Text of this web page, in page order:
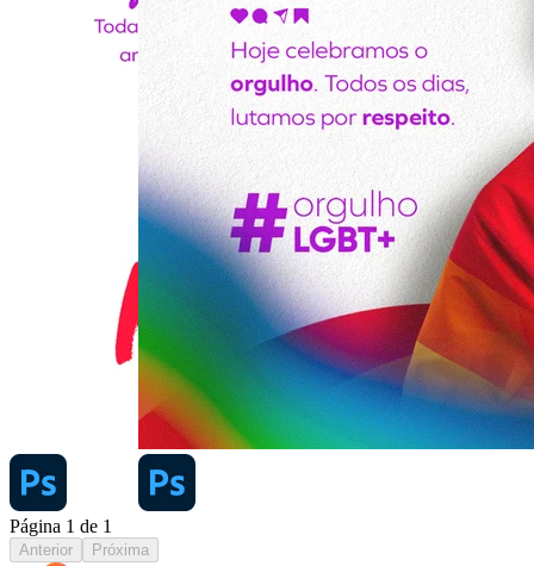
Página 1 de 1
Anterior Próxima